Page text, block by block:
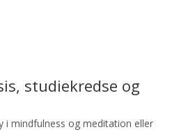
studiekredse og
i mindfulness og meditation eller